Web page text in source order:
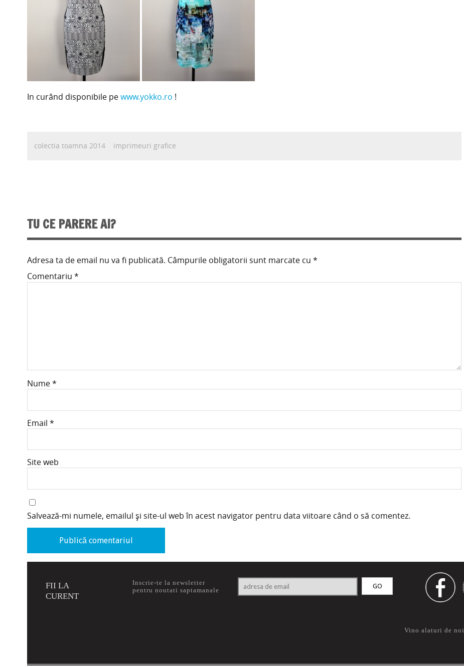
In curând disponibile pewww.yokko.ro !
colectia toamna 2014 imprimeuri grafice
TU CE PARERE AI?
Adresa ta de email nu va fi publicată. Câmpurile obligatorii sunt marcate cu *
Comentariu *
Nume*
Email *
Site web
Salvează-mi numele, emailul și site-ul web în acest navigator pentru data viitoare când o să comentez.
FII LA
CURENT
Inscrie-te la newsletter
pentru noutati saptamanale
Vino alaturi de noi